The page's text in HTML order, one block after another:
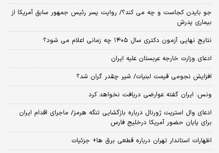
جو بایدن کجاست و چه می کند؟/ روایت پسر رئیس جمهور سابق آمریکا از
بیماری پدرش
نتایج نهایی آزمون دکتری سال ۱۴۰۵ چه زمانی اعلام می شود؟
ادعای وزارت خارجه عربستان علیه ایران
افزایش نجومی قیمت لبنیات/ شیر چقدر گران شد؟
ونس: ایران گفته عوارضی دریافت نخواهد کرد
ادعای وال استریت ژورنال درباره بازگشایی تنگه هرمز/ ماجرای اقدام ایران
برای پایان حضور آمریکا درخلیج فارس
اظهارات استاندار تهران درباره قطعی برق ها+ جزئیات